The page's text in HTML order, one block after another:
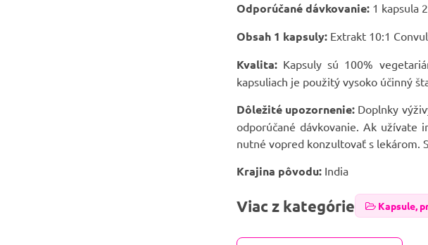
Odporúčané dávkovanie: 1 kapsula
Obsah 1 kapsuly: Extrakt 10:1
Kvalita: Kapsuly sú 100%
kapsuliach je použitý vysoko účinný
Dôležité upozornenie: Doplnky
odporúčané dávkovanie. Ak užívate
nutné vopred konzultovať s lekárom.
Krajina pôvodu: India
Viac z kategórie Kapsule,